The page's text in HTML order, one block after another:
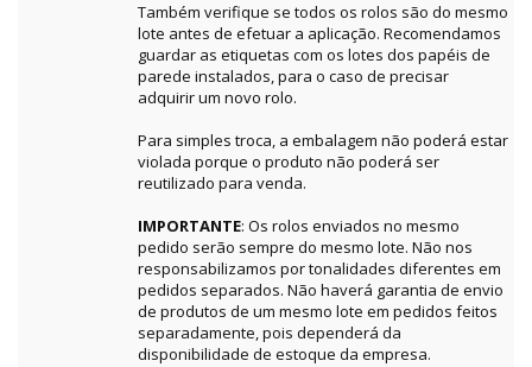
Também verifique se todos os rolos são do mesmo
lote antes de efetuar a aplicação. Recomendamos
guardar as etiquetas com os lotes dos papéis de
parede instalados, para o caso de precisar
adquirir um novo rolo.
Para simples troca, a embalagem não poderá estar
violada porque o produto não poderá ser
reutilizado para venda.
IMPORTANTE: Os rolos enviados no mesmo
pedido serão sempre do mesmo lote. Não nos
responsabilizamos por tonalidades diferentes em
pedidos separados. Não haverá garantia de envio
de produtos de um mesmo lote em pedidos feitos
separadamente, pois dependerá da
disponibilidade de estoque da empresa.